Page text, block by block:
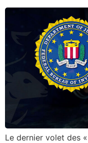
Le dernier volet des